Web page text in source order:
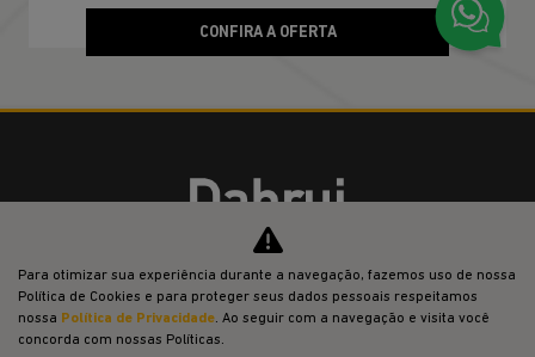
CONFIRA A OFERTA
CMJ - COMERCIO DE VEICULOS LTDA.
CNPJ: 05.026.792/0016-73
Para otimizar sua experiência durante a navegação, fazemos uso de nossa
Política de Cookies e para proteger seus dados pessoais respeitamos
nossa Política de Privacidade. Ao seguir com a navegação e visita você
concorda com nossas Políticas.